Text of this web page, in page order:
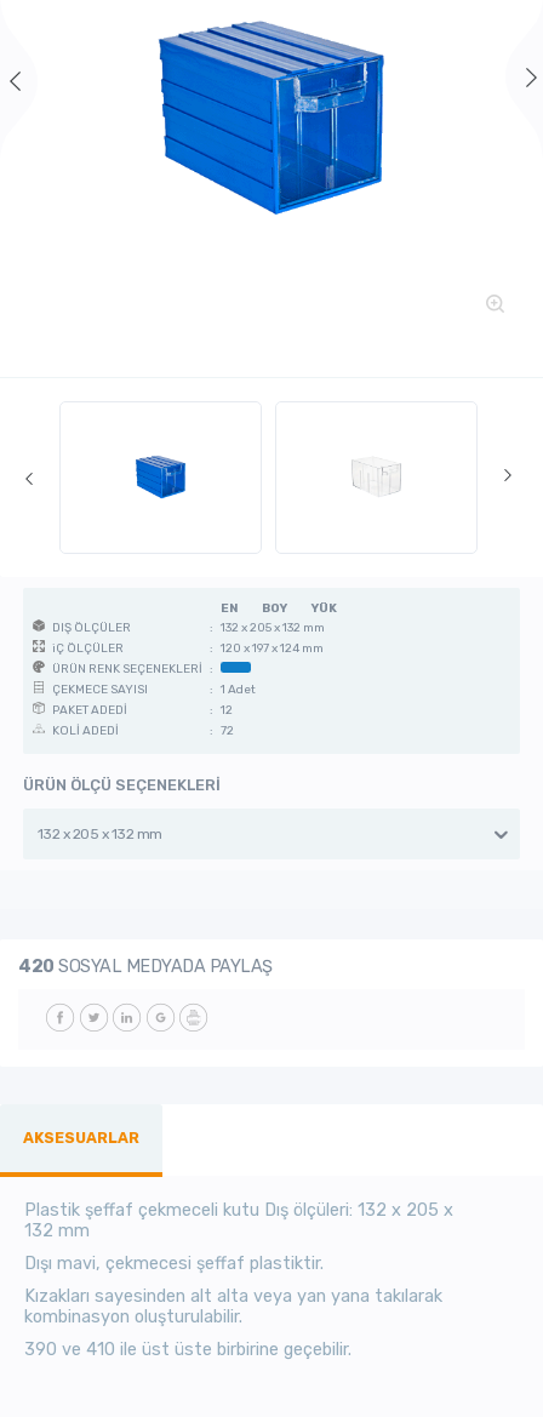
EN BOY
YÜK
DIŞ ÖLÇÜLER
: 132 x 205 x 132 mm
iÇ ÖLÇÜLER
: 120 x 197 x 124 mm
ÜRÜN RENK SEÇENEKLERİ :
ÇEKMECE SAYISI
: 1 Adet
PAKET ADEDİ
: 12
KOLİ ADEDİ
: 72
ÜRÜN ÖLÇÜ SEÇENEKLERİ
132 x 205 x 132 mm
420 SOSYAL MEDYADA PAYLAŞ
AKSESUARLAR
Plastik şeffaf çekmeceli kutu Dış ölçüleri: 132 x 205 x
132 mm
Dışı mavi, çekmecesi şeffaf plastiktir.
Kızakları sayesinden alt alta veya yan yana takılarak
kombinasyon oluşturulabilir.
390 ve 410 ile üst üste birbirine geçebilir.